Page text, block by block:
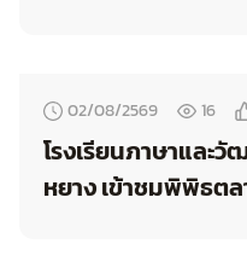
02/08/2569 16
โรงเรียนภาษาและ
หยาง เข้าชมพิพิธต